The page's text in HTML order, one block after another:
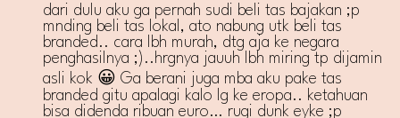
dari dulu aku ga pernah sudi beli tas bajakan ;p
mnding beli tas lokal, ato nabung utk beli tas
branded.. cara lbh murah, dtg aja ke negara
penghasilnya ;)..hrgnya jauuh lbh miring tp dijamin
asli kok 😀 Ga berani juga mba aku pake tas
branded gitu apalagi kalo lg ke eropa.. ketahuan
bisa didenda ribuan euro… rugi dunk eyke ;p